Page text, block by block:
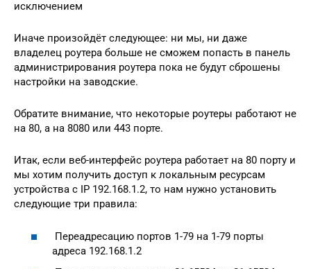
исключением
Иначе произойдёт следующее: ни мы, ни даже
владелец роутера больше не сможем попасть в панель
администрирования роутера пока не будут сброшены
настройки на заводские.
Обратите внимание, что некоторые роутеры работают не
на 80, а на 8080 или 443 порте.
Итак, если веб-интерфейс роутера работает на 80 порту и
мы хотим получить доступ к локальным ресурсам
устройства с IP 192.168.1.2, то нам нужно установить
следующие три правила:
Переадресацию портов 1-79 на 1-79 порты
адреса 192.168.1.2